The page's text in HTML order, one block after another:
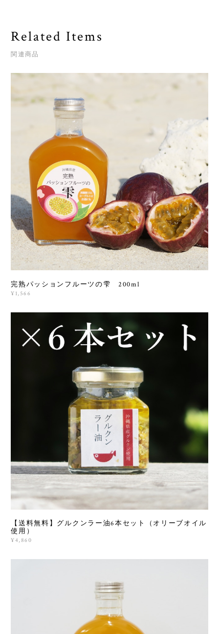
Related Items
関連商品
完熟パッションフルーツの雫 200ml
¥1,566
【送料無料】グルクンラー油6本セット（オリーブオイル
使用）
¥4,860